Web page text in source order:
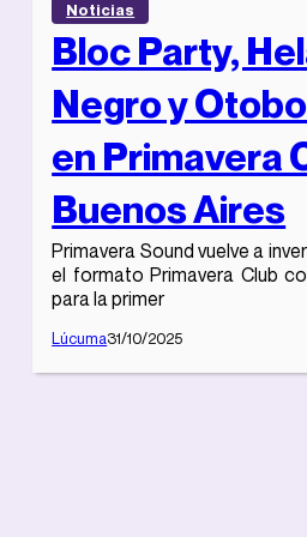
Noticias
Bloc Party,
Negro y
en Primavera
Buenos Aires
Primavera Sound vuelve a
el formato Primavera Club
para la primer
Lúcuma31/10/2025